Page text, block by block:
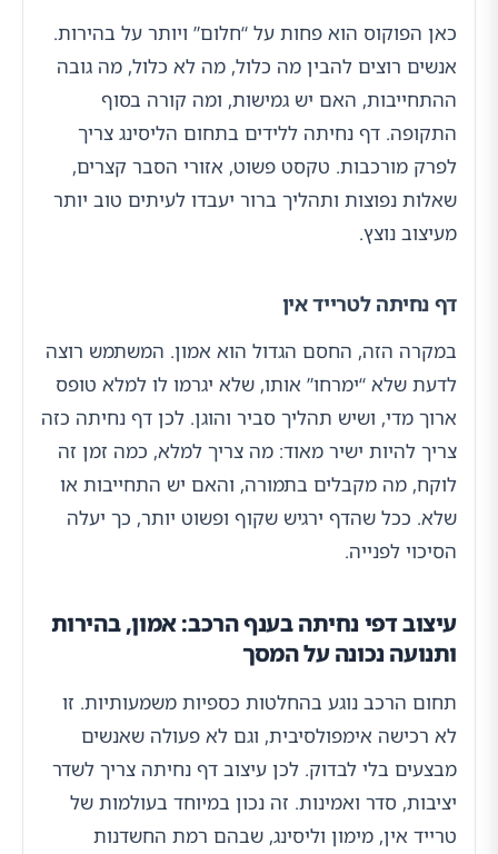
כאן הפוקוס הוא פחות על “חלום” ויותר על בהירות.
אנשים רוצים להבין מה כלול, מה לא כלול, מה גובה
ההתחייבות, האם יש גמישות, ומה קורה בסוף
התקופה. דף נחיתה ללידים בתחום הליסינג צריך
לפרק מורכבות. טקסט פשוט, אזורי הסבר קצרים,
שאלות נפוצות ותהליך ברור יעבדו לעיתים טוב יותר
מעיצוב נוצץ.
דף נחיתה לטרייד אין
במקרה הזה, החסם הגדול הוא אמון. המשתמש רוצה
לדעת שלא “ימרחו” אותו, שלא יגרמו לו למלא טופס
ארוך מדי, ושיש תהליך סביר והוגן. לכן דף נחיתה כזה
צריך להיות ישיר מאוד: מה צריך למלא, כמה זמן זה
לוקח, מה מקבלים בתמורה, והאם יש התחייבות או
שלא. ככל שהדף ירגיש שקוף ופשוט יותר, כך יעלה
הסיכוי לפנייה.
עיצוב דפי נחיתה בענף הרכב: אמון, בהירות
ותנועה נכונה על המסך
תחום הרכב נוגע בהחלטות כספיות משמעותיות. זו
לא רכישה אימפולסיבית, וגם לא פעולה שאנשים
מבצעים בלי לבדוק. לכן עיצוב דף נחיתה צריך לשדר
יציבות, סדר ואמינות. זה נכון במיוחד בעולמות של
טרייד אין, מימון וליסינג, שבהם רמת החשדנות